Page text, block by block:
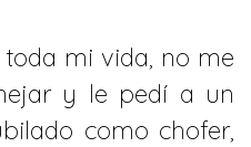
mi vida, no me
y le pedí a un
como chofer,